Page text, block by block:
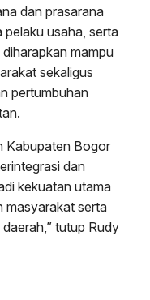
dan prasarana
pelaku usaha, serta
mampu
sekaligus
pertumbuhan
Kabupaten Bogor
dan
kekuatan utama
masyarakat serta
tutup Rudy